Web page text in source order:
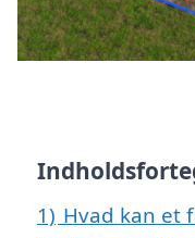
1) Hvad kan et